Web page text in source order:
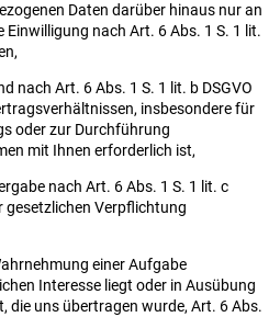
Daten darüber hinaus nur an
Einwilligung nach Art. 6 Abs. 1 S. 1 lit.
nach Art. 6 Abs. 1 S. 1 lit. b DSGVO
insbesondere für
oder zur Durchführung
mit Ihnen erforderlich ist,
nach Art. 6 Abs. 1 S. 1 lit. c
gesetzlichen Verpflichtung
einer Aufgabe
Interesse liegt oder in Ausübung
die uns übertragen wurde, Art. 6 Abs.